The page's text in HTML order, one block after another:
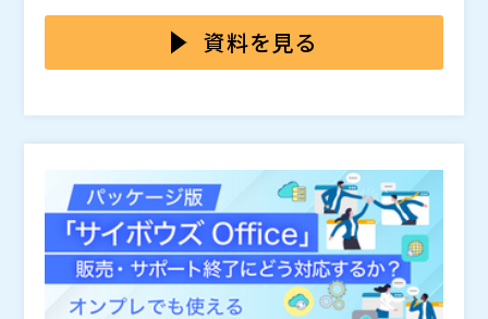
ティ上の問題や権限管理の観点から全ての情報を社外に
開示するわけにはいきません。 限定的な情報共有を効
ートナーに限定的なアクセス権限を与えることができま
すが、そのコストは1アカウントにつき1200円と高額で
発行数が増えることでコストが大幅に増大してしまいま
す。
に低コストかつ効率的に共有する方法を解説します。
セキュリティや権限管理をしっかりと維持しながら、ki
ntone内の情報を選択的に共有できるソリューションを
ご紹介予定です。 kintone内の情報を円滑に社外と共
有したいとお考えの方はぜひご参加ください。
株式会社ソニックガーデン（）
株式会社オープンソース活用研究所（） マジセミ株式
会社（）
資料を見る